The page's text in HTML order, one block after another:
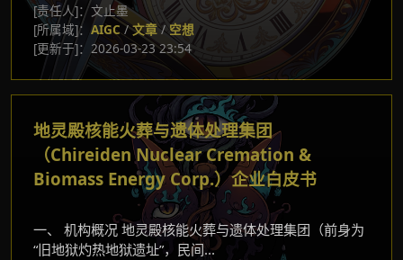
[责任人]：文止墨
[所属域]： AIGC/文章/空想
[更新于]：2026-03-23 23:54
地灵殿核能火葬与遗体处理集团
（Chireiden Nuclear Cremation &
Biomass Energy Corp.）企业白皮书
一、 机构概况 地灵殿核能火葬与遗体处理集团（前身为
“旧地狱灼热地狱遗址”，民间...